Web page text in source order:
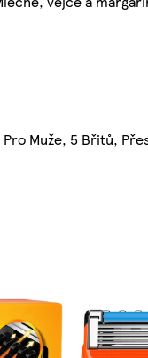
Muže, 5 Břitů,